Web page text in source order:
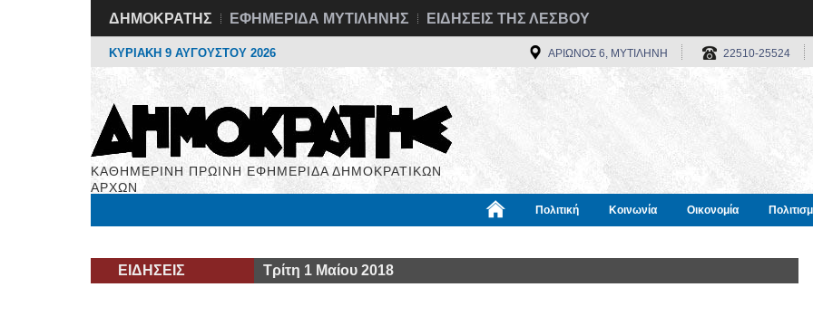
ΔΗΜΟΚΡΑΤΗΣ ΕΦΗΜΕΡΙΔΑ ΜΥΤΙΛΗΝΗΣ ΕΙΔΗΣΕΙΣ ΤΗΣ ΛΕΣΒΟΥ
ΚΥΡΙΑΚΗ 9 ΑΥΓΟΥΣΤΟΥ 2026 ΑΡΙΩΝΟΣ 6, ΜΥΤΙΛΗΝΗ 22510-25524
ΚΑΘΗΜΕΡΙΝΗ ΠΡΩΙΝΗ ΕΦΗΜΕΡΙΔΑ ΔΗΜΟΚΡΑΤΙΚΩΝ
ΑΡΧΩΝ
Πολιτική Κοινωνία Οικονομία
ΕΙΔΗΣΕΙΣ Τρίτη 1 Μαίου 2018